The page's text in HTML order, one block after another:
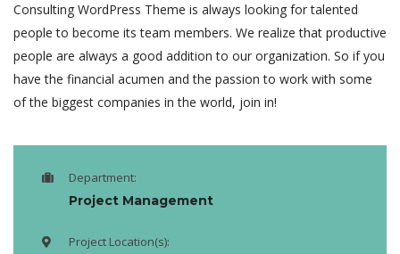
Consulting WordPress Theme is always looking for talented
people to become its team members. We realize that productive
people are always a good addition to our organization. So if you
have the financial acumen and the passion to work with some
of the biggest companies in the world, join in!
Department:
Project Management
Project Location(s):